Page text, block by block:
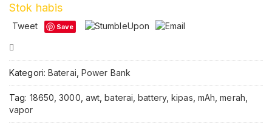
Stok habis
Tweet Save
Kategori: Baterai Power Bank
Tag: 18650 ,3000 awt ,baterai ,battery,kipas mAh ,merah
vapor